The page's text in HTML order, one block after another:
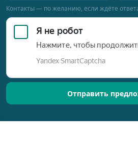
Контакты — по желанию, если ждёте
Отправить